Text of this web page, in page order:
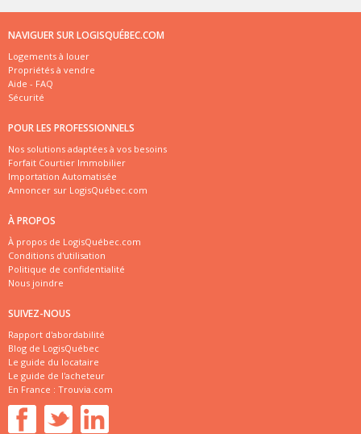
NAVIGUER SUR LOGISQUÉBEC.COM
Logements à louer
Propriétés à vendre
Aide - FAQ
Sécurité
POUR LES PROFESSIONNELS
Nos solutions adaptées à vos besoins
Forfait Courtier Immobilier
Importation Automatisée
Annoncer sur LogisQuébec.com
À PROPOS
À propos de LogisQuébec.com
Conditions d'utilisation
Politique de confidentialité
Nous joindre
SUIVEZ-NOUS
Rapport d'abordabilité
Blog de LogisQuébec
Le guide du locataire
Le guide de l'acheteur
En France : Trouvia.com